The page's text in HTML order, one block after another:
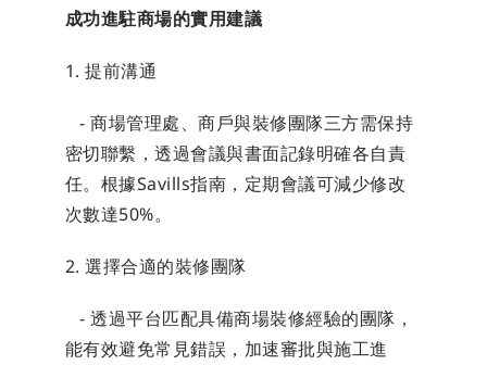
成功進駐商場的實用建議
1. 提前溝通
- 商場管理處、商戶與裝修團隊三方需保持
密切聯繫，透過會議與書面記錄明確各自責
任。根據Savills指南，定期會議可減少修改
次數達50%。
2. 選擇合適的裝修團隊
- 透過平台匹配具備商場裝修經驗的團隊，
能有效避免常見錯誤，加速審批與施工進